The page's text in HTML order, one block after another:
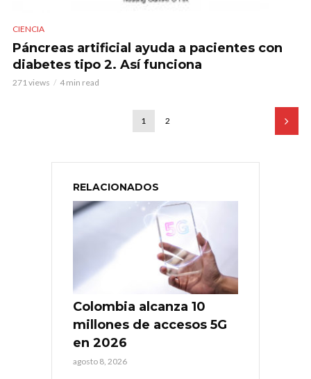
CIENCIA
Páncreas artificial ayuda a pacientes con
diabetes tipo 2. Así funciona
271 views 4 min read
1 2
RELACIONADOS
Colombia alcanza 10
millones de accesos 5G
en 2026
agosto 8, 2026